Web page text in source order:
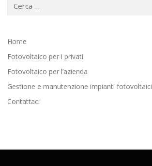
per:
Home
Fotovoltaico per i privati
Fotovoltaico per l’azienda
Gestione e manutenzione impianti fotovoltaici
Contattaci